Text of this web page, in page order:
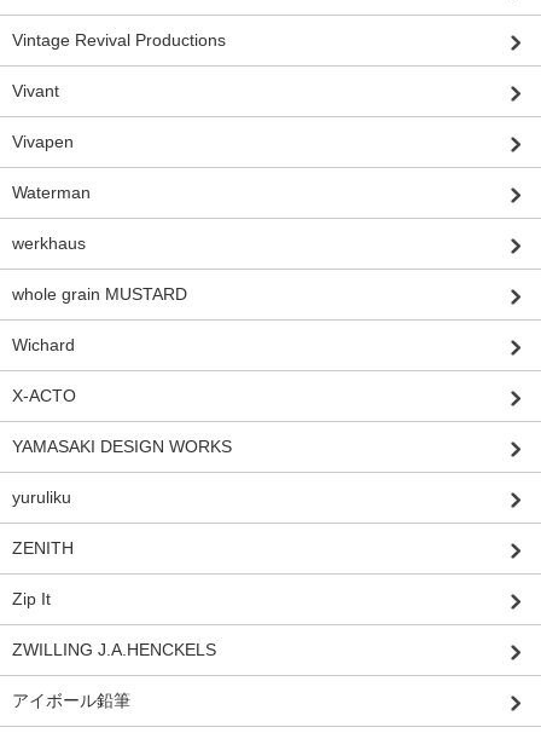
Vintage Revival Productions
Vivant
Vivapen
Waterman
werkhaus
whole grain MUSTARD
Wichard
X-ACTO
YAMASAKI DESIGN WORKS
yuruliku
ZENITH
Zip It
ZWILLING J.A.HENCKELS
アイボール鉛筆